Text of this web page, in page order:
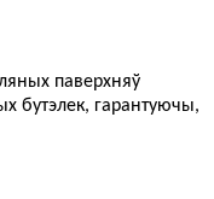
паверхняў
бутэлек, гарантуючы,